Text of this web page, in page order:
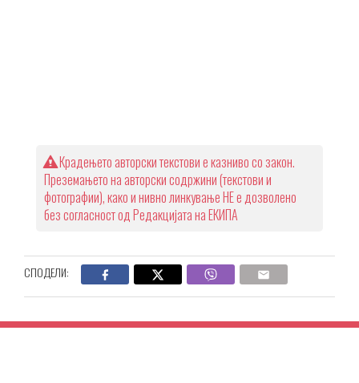
Крадењето авторски текстови е казниво со закон.
Преземањето на авторски содржини (текстови и
фотографии), како и нивно линкување НЕ е дозволено
без согласност од Редакцијата на ЕКИПА
СПОДЕЛИ: